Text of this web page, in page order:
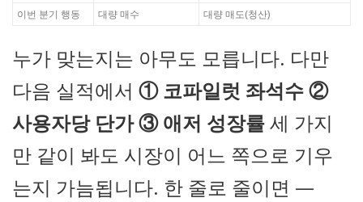
이번 분기 행동
대량 매수 대량 매도(청산)
누가 맞는지는 아무도 모릅니다. 다만
다음 실적에서 ① 코파일럿 좌석수 ②
사용자당 단가 ③ 애저 성장률세 가지
만 같이 봐도 시장이 어느 쪽으로 기우
는지 가늠됩니다. 한 줄로 줄이면 —